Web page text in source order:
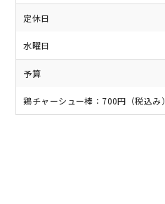
定休日
水曜日
予算
鶏チャーシュー棒：700円（税込み）